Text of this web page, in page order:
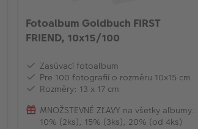
Fotoalbum Goldbuch FIRST
FRIEND, 10x15/100
Zasúvací fotoalbum
Pre 100 fotografií o rozměru 10x15 cm
Rozměry: 13 x 17 cm
MNOŽSTEVNÉ ZĽAVY na všetky albumy:
10% (2ks), 15% (3ks), 20% (od 4ks)